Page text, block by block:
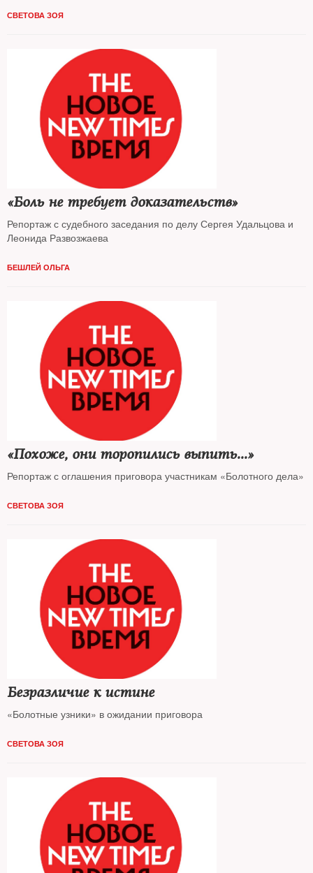
СВЕТОВА ЗОЯ
«Боль не требует доказательств»
Репортаж с судебного заседания по делу Сергея Удальцова и
Леонида Развозжаева
БЕШЛЕЙ ОЛЬГА
«Похоже, они торопились выпить...»
Репортаж с оглашения приговора участникам «Болотного дела»
СВЕТОВА ЗОЯ
Безразличие к истине
«Болотные узники» в ожидании приговора
СВЕТОВА ЗОЯ